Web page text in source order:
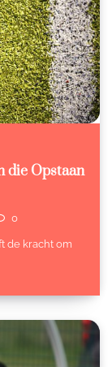
die Opstaan
0
de kracht om